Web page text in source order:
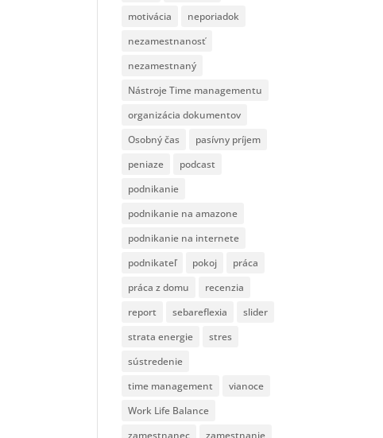
motivácia
neporiadok
nezamestnanosť
nezamestnaný
Nástroje Time managementu
organizácia dokumentov
Osobný čas
pasívny príjem
peniaze
podcast
podnikanie
podnikanie na amazone
podnikanie na internete
podnikateľ
pokoj
práca
práca z domu
recenzia
report
sebareflexia
slider
strata energie
stres
sústredenie
time management
vianoce
Work Life Balance
zamestnanec
zamestnanie